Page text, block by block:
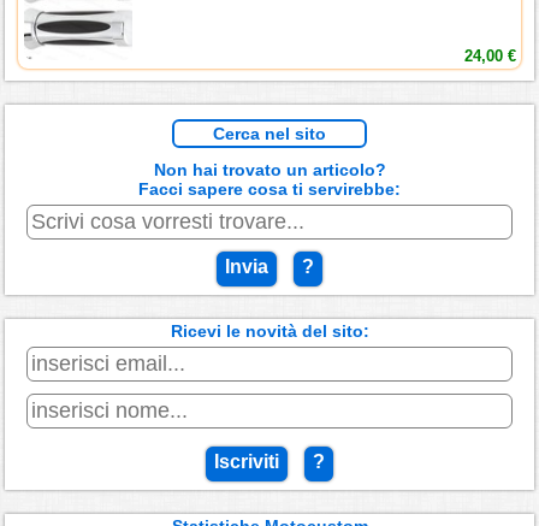
24,00 €
Cerca nel sito
Non hai trovato un articolo?
Facci sapere cosa ti servirebbe:
Invia ?
Ricevi le novità del sito:
Iscriviti ?